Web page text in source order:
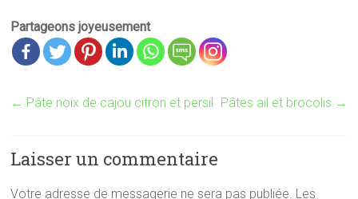
Partageons joyeusement
← Pâte noix de cajou citron et persil Pâtes ail et brocolis →
Laisser un commentaire
Votre adresse de messagerie ne sera pas publiée. Les